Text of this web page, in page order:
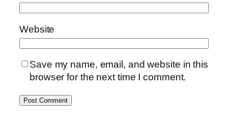
Website
Save my name, email, and website in this
browser for the next time I comment.